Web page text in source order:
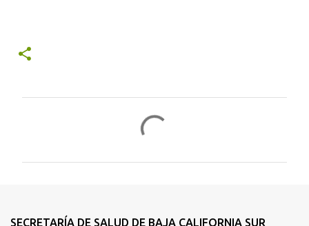
t
SECRETARÍA DE SALUD DE BAJA CALIFORNIA SUR